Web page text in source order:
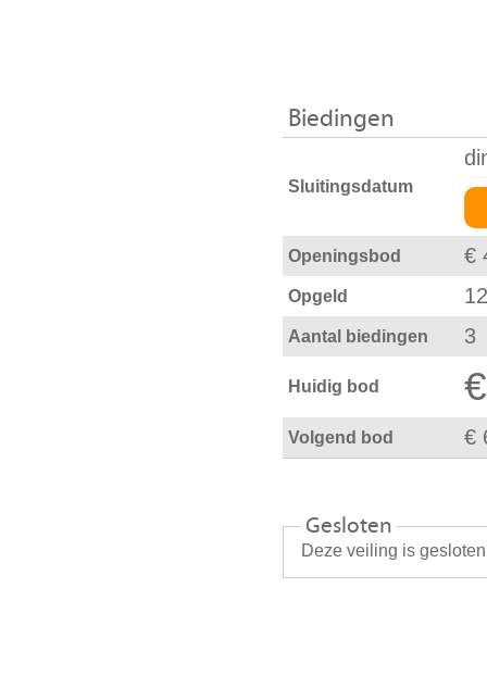
Biedingen
Sluitingsdatum
Openingsbod €
Opgeld
Aantal biedingen 3
Huidig bod
Volgend bod €
Gesloten
Deze veiling is